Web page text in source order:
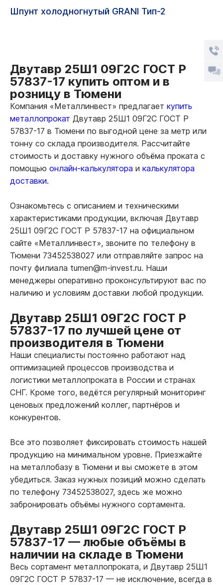
Шпунт холодногнутый GRANI Тип-2
Двутавр 25Ш1 09Г2С ГОСТ Р
57837-17 купить оптом и в
розницу в Тюмени
Компания «Металлинвест» предлагает купить
металлопрокат Двутавр 25Ш1 09Г2С ГОСТ Р
57837-17 в Тюмени по выгодной цене за метр или
тонну со склада производителя. Рассчитайте
стоимость и доставку нужного объёма проката с
помощью онлайн-калькулятора и калькулятора
доставки.
Ознакомьтесь с описанием и техническими
характеристиками продукции, включая Двутавр
25Ш1 09Г2С ГОСТ Р 57837-17 на официальном
сайте «Металлинвест», звоните по телефону в
Тюмени 73452538027 или отправляйте запрос на
почту филиала tumen@m-invest.ru. Наши
менеджеры оперативно проконсультируют вас по
наличию и условиям доставки любой продукции.
Двутавр 25Ш1 09Г2С ГОСТ Р
57837-17 по лучшей цене от
производителя в Тюмени
Наши специалисты постоянно работают над
оптимизацией процессов производства и
логистики металлопроката в России и странах
СНГ. Кроме того, ведётся регулярный мониторинг
ценовых предложений коллег, партнёров и
конкурентов.
Все это позволяет фиксировать стоимость нашей
продукцию на минимальном уровне. Приезжайте
на металлобазу в Тюмени и вы сможете в этом
убедиться. Заказ нужных позиций можно сделать
по телефону 73452538027, здесь же можно
забронировать объёмы нужного сортамента.
Двутавр 25Ш1 09Г2С ГОСТ Р
57837-17 — любые объёмы в
наличии на складе в Тюмени
Весь сортамент металлопроката, и Двутавр 25Ш1
09Г2С ГОСТ Р 57837-17 — не исключение, всегда в